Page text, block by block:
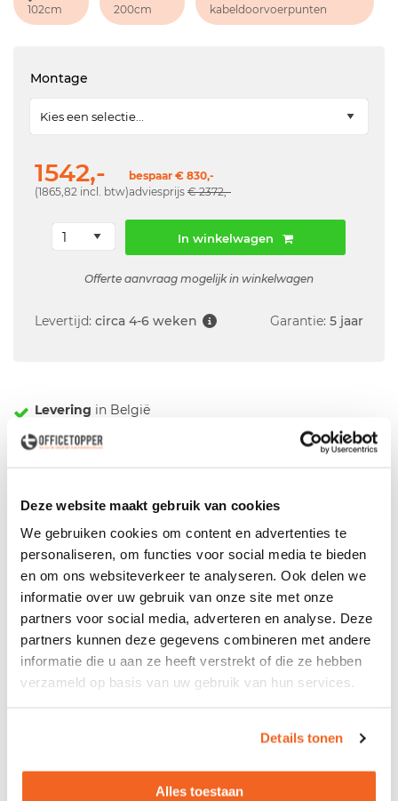
Deze website maakt gebruik van cookies
We gebruiken cookies om content en advertenties te
personaliseren, om functies voor social media te bieden
en om ons websiteverkeer te analyseren. Ook delen we
informatie over uw gebruik van onze site met onze
partners voor social media, adverteren en analyse. Deze
partners kunnen deze gegevens combineren met andere
informatie die u aan ze heeft verstrekt of die ze hebben
verzameld op basis van uw gebruik van hun services.
Details tonen
Alles toestaan
102cm 200cm
kabeldoorvoerpunten
Montage
1542,-
(1865,82 incl. btw)
bespaar € 830,-
adviesprijs € 2372,-
In winkelwagen
Offerte aanvraag mogelijk in winkelwagen
Levertijd: circa 4-6 weken Garantie: 5 jaar
Levering in België
Voor zowel
Omschrijving
Witte, afgeronde balie Cosy De balie Cosy is clean,
modern en heeft geen scherpe hoeken, hierdoor
geeft het de bezoeker een warm en welkom
gevoel. Vandaar ook de naam Cosy. De balie wordt
geleverd in een licht glanzend witte kleur met een
aluminium kleurige plint. Het schot is 102cm hoog
en het werkblad 74cm hoog. De Cosy biedt